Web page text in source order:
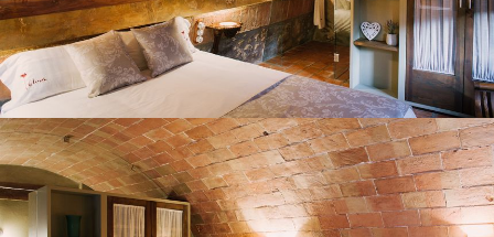
CHAMBRE 2